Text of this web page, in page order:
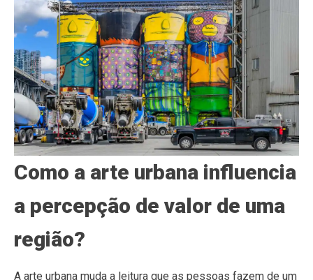
Como a arte urbana influencia
a percepção de valor de uma
região?
A arte urbana muda a leitura que as pessoas fazem de um